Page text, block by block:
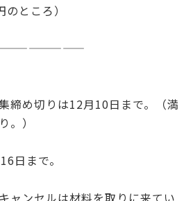
ところ）
締め切りは12月10日まで。（満
。）
日まで。
ャンセルは材料を取りに来てい